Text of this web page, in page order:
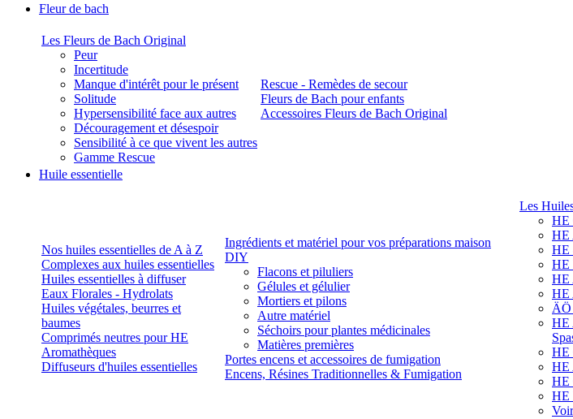
Fleur de bach
Les Fleurs de Bach Original
Peur
Incertitude
Manque d'intérêt pour le présent
Solitude
Hypersensibilité face aux autres
Découragement et désespoir
Sensibilité à ce que vivent les autres
Gamme Rescue
Rescue - Remèdes de secour
Fleurs de Bach pour enfants
Accessoires Fleurs de Bach Original
Huile essentielle
Nos huiles essentielles de A à Z
Complexes aux huiles essentielles
Huiles essentielles à diffuser
Eaux Florales - Hydrolats
Huiles végétales, beurres et
baumes
Comprimés neutres pour HE
Aromathèques
Diffuseurs d'huiles essentielles
Ingrédients et matériel pour vos préparations maison
DIY
Flacons et piluliers
Gélules et gélulier
Mortiers et pilons
Autre matériel
Séchoirs pour plantes médicinales
Matières premières
Portes encens et accessoires de fumigation
Encens, Résines Traditionnelles & Fumigation
Les
HE
HE
HE
HE
HE
HE
ÄÖ
HE
HE
HE
HE
HE